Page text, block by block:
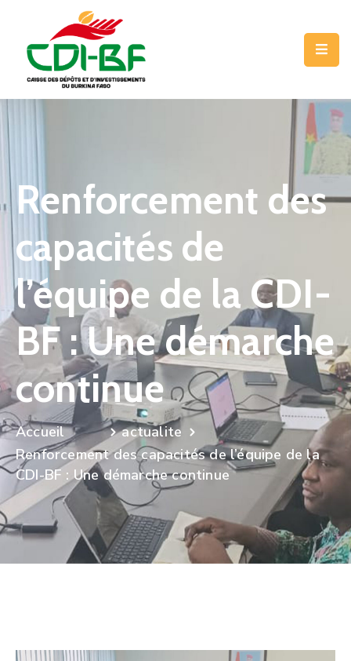
NOS
NOS
PROGRAMMES
COMMUNICATION
CONTACT
Renforcement des
capacités de
l’équipe de la CDI-
BF : Une démarche
continue
actualite
Renforcement des capacités de l’équipe de la
CDI-BF : Une démarche continue